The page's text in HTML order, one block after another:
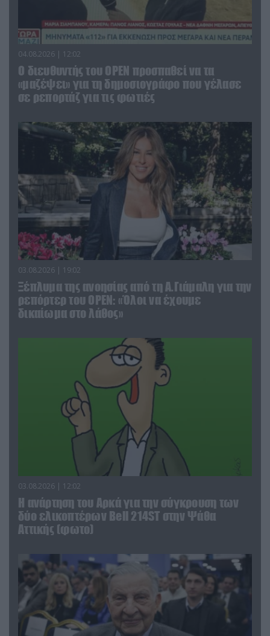
04.08.2026 | 12:02
O διευθυντής του OPEN προσπαθεί να τα
«μαζέψει» για τη δημοσιογράφο που γέλασε
σε ρεπορτάζ για τις φωτιές
03.08.2026 | 19:02
Ξέπλυμα της ανοησίας από τη Α.Γιάμαλη για την
ρεπόρτερ του ΟΡΕΝ: «Όλοι να έχουμε
δικαίωμα στο λάθος»
03.08.2026 | 12:02
Η ανάρτηση του Αρκά για την σύγκρουση των
δύο ελικοπτέρων Bell 214ST στην Ψάθα
Αττικής (φωτο)